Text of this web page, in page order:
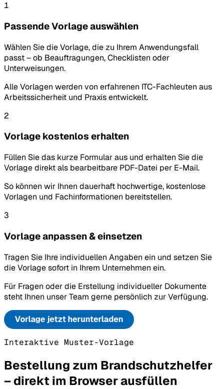
1
Passende Vorlage auswählen
Wählen Sie die Vorlage, die zu Ihrem Anwendungsfall
passt – ob Beauftragungen, Checklisten oder
Unterweisungen.
Alle Vorlagen werden von erfahrenen ITC-Fachleuten aus
Arbeitssicherheit und Praxis entwickelt.
2
Vorlage kostenlos erhalten
Füllen Sie das kurze Formular aus und erhalten Sie die
Vorlage direkt als bearbeitbare PDF-Datei per E-Mail.
So können wir Ihnen dauerhaft hochwertige, kostenlose
Vorlagen und Fachinformationen bereitstellen.
3
Vorlage anpassen & einsetzen
Tragen Sie Ihre individuellen Angaben ein und setzen Sie
die Vorlage sofort in Ihrem Unternehmen ein.
Für Fragen oder die Erstellung individueller Dokumente
steht Ihnen unser Team gerne persönlich zur Verfügung.
Interaktive Muster-Vorlage
Bestellung zum Brandschutzhelfer
– direkt im Browser ausfüllen